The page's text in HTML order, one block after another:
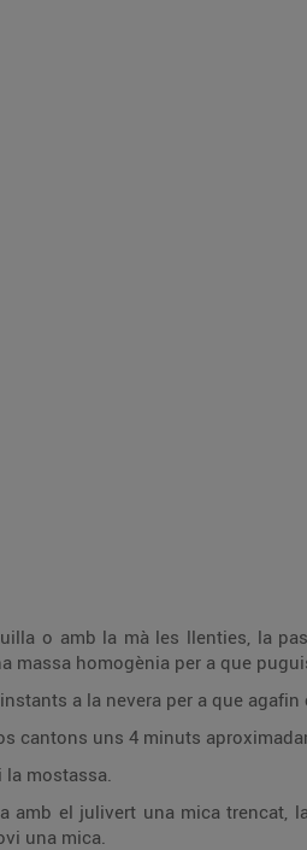
o amb la mà les llenties, la
massa homogènia per a que
a la nevera per a que agafin
cantons uns 4 minuts
la mostassa.
amb el julivert una mica trencat,
una mica.